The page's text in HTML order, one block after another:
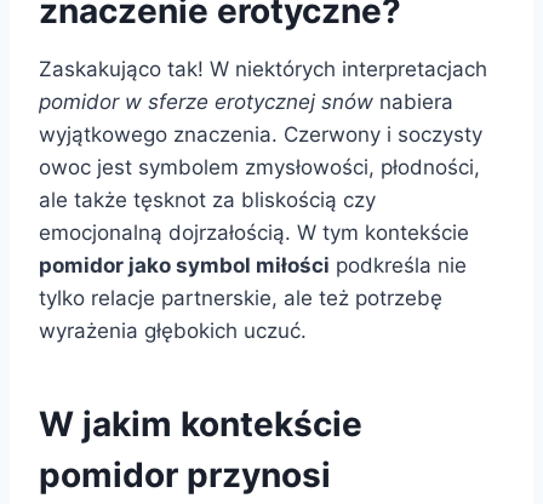
znaczenie erotyczne?
Zaskakująco tak! W niektórych interpretacjach
pomidor w sferze erotycznej snów nabiera
wyjątkowego znaczenia. Czerwony i soczysty
owoc jest symbolem zmysłowości, płodności,
ale także tęsknot za bliskością czy
emocjonalną dojrzałością. W tym kontekście
pomidor jako symbol miłości podkreśla nie
tylko relacje partnerskie, ale też potrzebę
wyrażenia głębokich uczuć.
W jakim kontekście
pomidor przynosi